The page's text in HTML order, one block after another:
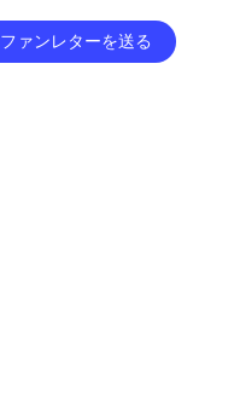
ファンレターを送る